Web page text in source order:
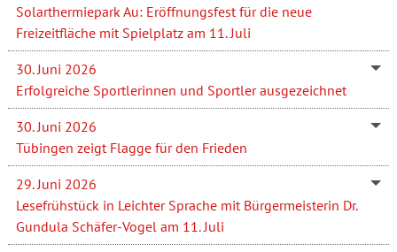
Solarthermiepark Au: Eröffnungsfest für die neue
Freizeitfläche mit Spielplatz am 11. Juli
30. Juni 2026
Erfolgreiche Sportlerinnen und Sportler ausgezeichnet
30. Juni 2026
Tübingen zeigt Flagge für den Frieden
29. Juni 2026
Lesefrühstück in Leichter Sprache mit Bürgermeisterin Dr.
Gundula Schäfer-Vogel am 11. Juli